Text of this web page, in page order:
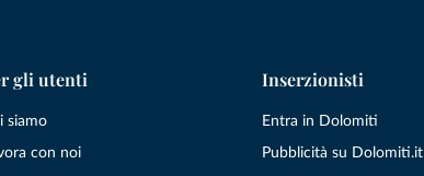
gli utenti
siamo
con noi
Inserzionisti
Entra in Dolomiti
Pubblicità su Dolomiti.it